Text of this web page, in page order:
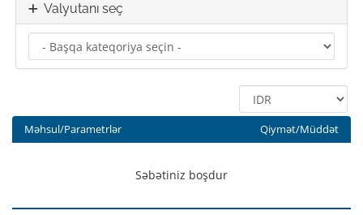
Valyutanı seç
Məhsul/Parametrlər Qiymət/Müddət
Səbətiniz boşdur